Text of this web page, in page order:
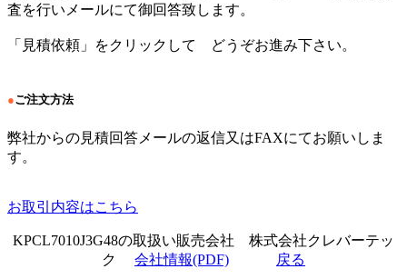
査を行いメールにて御回答致します。
「見積依頼」をクリックして どうぞお進み下さい。
●ご注文方法
弊社からの見積回答メールの返信又はFAXにてお願いしま
す。
お取引内容はこちら
KPCL7010J3G48の取扱い販売会社 株式会社クレバーテッ
ク 会社情報(PDF) 戻る